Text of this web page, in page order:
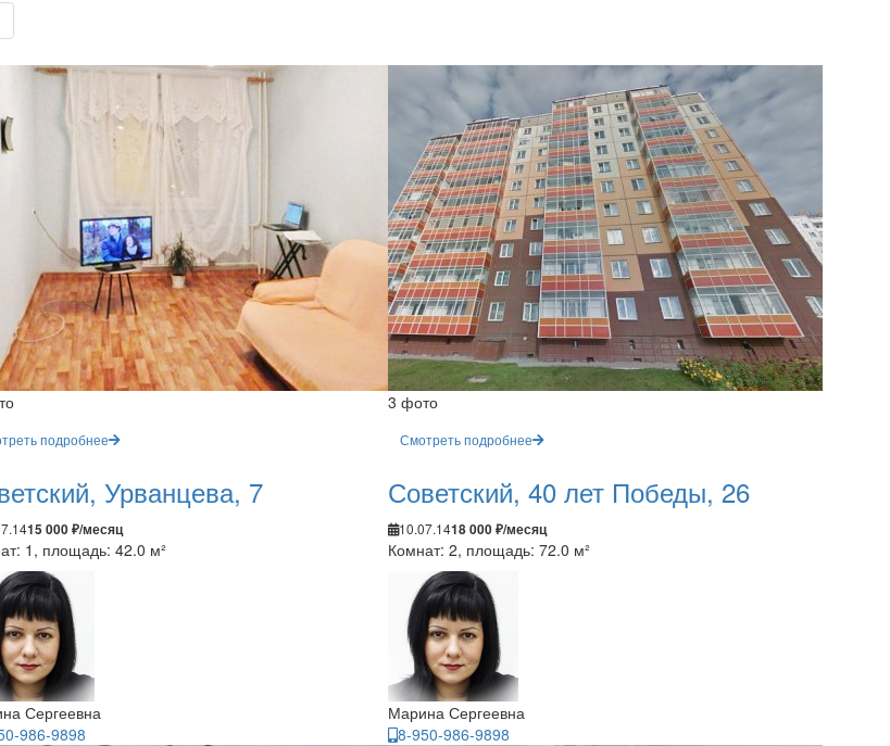
подробнее
Урванцева, 7
15 000 ₽/месяц
1, площадь: 42.0 м²
Сергеевна
986-9898
3 фото
Смотреть подробнее
Советский, 40 лет Победы, 26
10.07.1418 000 ₽/месяц
Комнат: 2, площадь: 72.0 м²
Марина Сергеевна
8-950-986-9898